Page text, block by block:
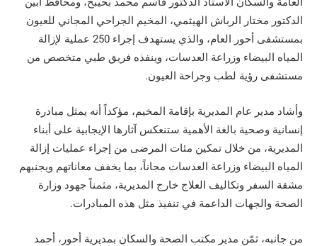
الدكتور مختار الرباش الهيثمي، المخيم الجراحي المجاني للعيون
بمستشفى أحور العام، والذي يستهدف إجراء 250 عملية لإزالة
المياه البيضاء وزراعة العدسات، وينفذه فريق طبي متخصص من
مستشفى رؤية لطب وجراحة العيون.
وأشاد مدير عام المديرية بإقامة المخيم، مؤكداً أنه يمثل مبادرة
إنسانية وصحية بالغة الأهمية ستنعكس آثارها الإيجابية على أبناء
المديرية، من خلال تمكين مئات المرضى من إجراء عمليات إزالة
المياه البيضاء وزراعة العدسات مجاناً، بما يخفف معاناتهم ويجنبهم
مشقة السفر وتكاليف العلاج خارج المديرية، مثمناً جهود وزارة
الصحة والجهات الداعمة في تنفيذ مثل هذه المبادرات.
من جانبه، ثمّن مدير مكتب الصحة والسكان بمديرية أحور، أحمد